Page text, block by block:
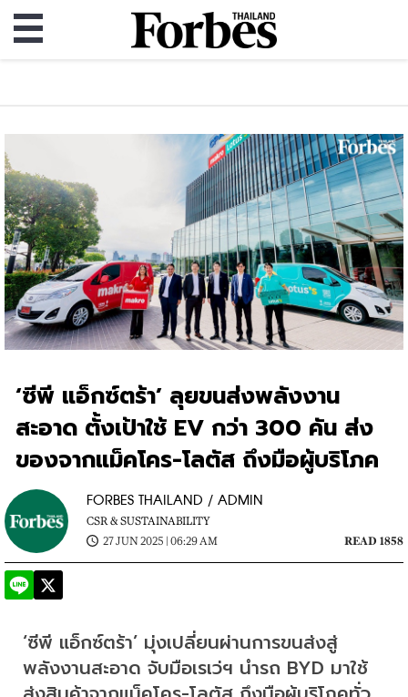
‘ซีพี แอ็กซ์ตร้า’ ลุยขนส่งพลังงาน
สะอาด ตั้งเป้าใช้ EV กว่า 300 คัน ส่ง
ของจากแม็คโคร-โลตัส ถึงมือผู้บริโภค
FORBES THAILAND / ADMIN
CSR & SUSTAINABILITY
27 JUN 2025 | 06:29 AM
READ 1858
‘ซีพี แอ็กซ์ตร้า’ มุ่งเปลี่ยนผ่านการขนส่งสู่
พลังงานสะอาด จับมือเรเว่ฯ นำรถ BYD มาใช้